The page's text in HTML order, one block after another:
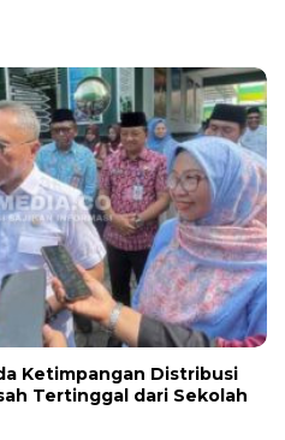
Ketimpangan Distribusi
Tertinggal dari Sekolah